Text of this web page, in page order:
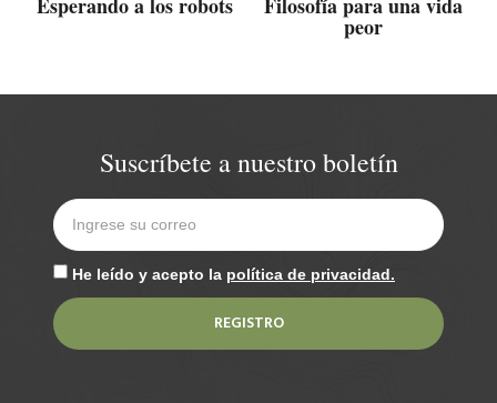
Esperando a los robots Filosofía para una vida
peor
Suscríbete a nuestro boletín
He leído y acepto la política de privacidad.
REGISTRO